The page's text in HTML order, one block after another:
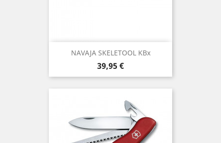
NAVAJA SKELETOOL KBx
Precio
39,95 €